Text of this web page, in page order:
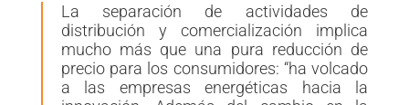
La separación de actividades de
distribución y comercialización implica
mucho más que una pura reducción de
precio para los consumidores: “ha volcado
a las empresasenergéticas hacia la